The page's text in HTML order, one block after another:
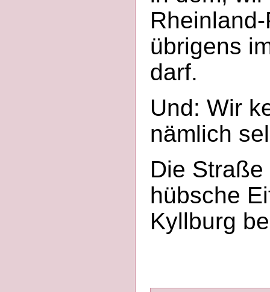
übrigens
darf.
Und: Wir
nämlich
Die
hübsche
Kyllburg